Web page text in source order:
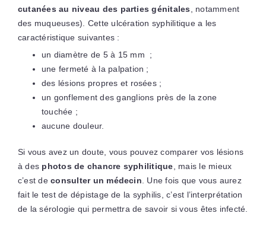
cutanées au niveau des parties génitales , notamment
des muqueuses). Cette ulcération syphilitique a les
caractéristique suivantes :
un diamètre de 5 à 15 mm ;
une fermeté à la palpation ;
des lésions propres et rosées ;
un gonflement des ganglions près de la zone
touchée ;
aucune douleur.
Si vous avez un doute, vous pouvez comparer vos lésions
à des photos de chancre syphilitique , mais le mieux
c’est deconsulter un médecin . Une fois que vous aurez
fait le test de dépistage de la syphilis, c’est l’interprétation
de la sérologie qui permettra de savoir si vous êtes infecté.